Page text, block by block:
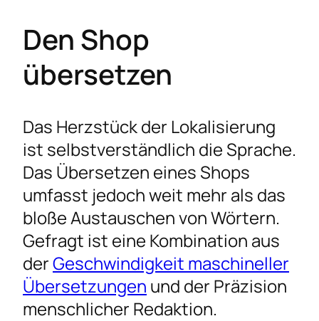
Den Shop
übersetzen
Das Herzstück der Lokalisierung
ist selbstverständlich die Sprache.
Das Übersetzen eines Shops
umfasst jedoch weit mehr als das
bloße Austauschen von Wörtern.
Gefragt ist eine Kombination aus
derGeschwindigkeit maschineller
Übersetzungen und der Präzision
menschlicher Redaktion.